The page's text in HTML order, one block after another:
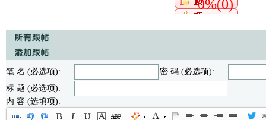
0%(0)
笔 名 (必选项):
密 码 (必选项):
标 题 (必选项):
内 容 (选填项):